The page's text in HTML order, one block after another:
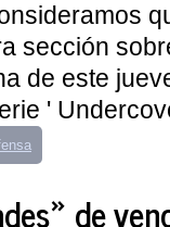
sección
de este
'
de